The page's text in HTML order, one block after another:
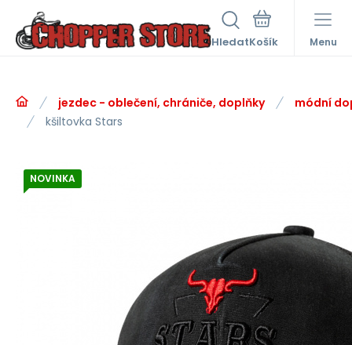
Hledat Menu
jezdec - oblečení, chrániče, doplňky
módní
kšiltovka Stars
NOVINKA